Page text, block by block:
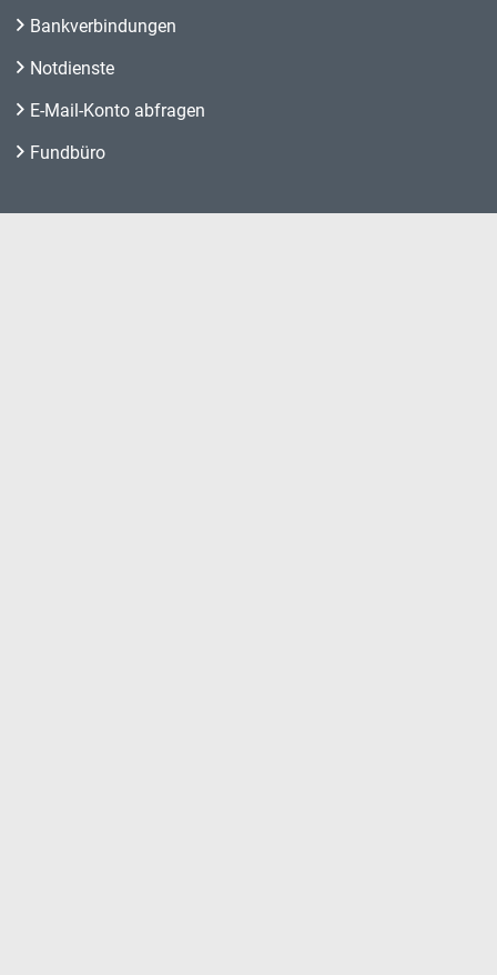
Bankverbindungen
Notdienste
E-Mail-Konto abfragen
Fundbüro